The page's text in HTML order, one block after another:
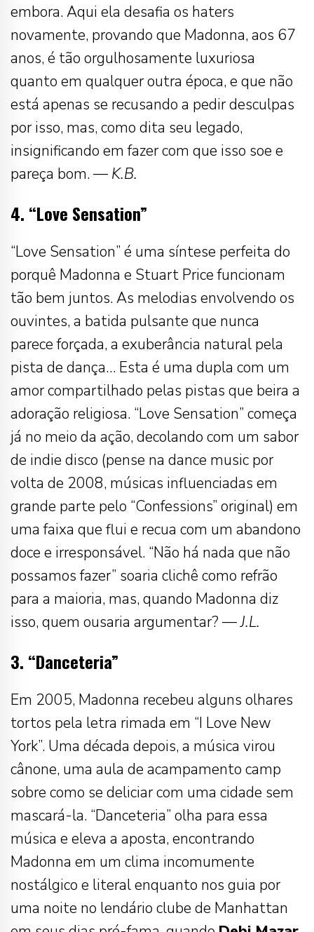
embora. Aqui ela desafia os haters
novamente, provando que Madonna, aos 67
anos, é tão orgulhosamente luxuriosa
quanto em qualquer outra época, e que não
está apenas se recusando a pedir desculpas
por isso, mas, como dita seu legado,
insignificando em fazer com que isso soe e
pareça bom. — K.B.
4. “Love Sensation”
“Love Sensation” é uma síntese perfeita do
porquê Madonna e Stuart Price funcionam
tão bem juntos. As melodias envolvendo os
ouvintes, a batida pulsante que nunca
parece forçada, a exuberância natural pela
pista de dança… Esta é uma dupla com um
amor compartilhado pelas pistas que beira a
adoração religiosa. “Love Sensation” começa
já no meio da ação, decolando com um sabor
de indie disco (pense na dance music por
volta de 2008, músicas influenciadas em
grande parte pelo “Confessions” original) em
uma faixa que flui e recua com um abandono
doce e irresponsável. “Não há nada que não
possamos fazer” soaria clichê como refrão
para a maioria, mas, quando Madonna diz
isso, quem ousaria argumentar? —J.L.
3. “Danceteria”
Em 2005, Madonna recebeu alguns olhares
tortos pela letra rimada em “I Love New
York”. Uma década depois, a música virou
cânone, uma aula de acampamento camp
sobre como se deliciar com uma cidade sem
mascará-la. “Danceteria” olha para essa
música e eleva a aposta, encontrando
Madonna em um clima incomumente
nostálgico e literal enquanto nos guia por
uma noite no lendário clube de Manhattan